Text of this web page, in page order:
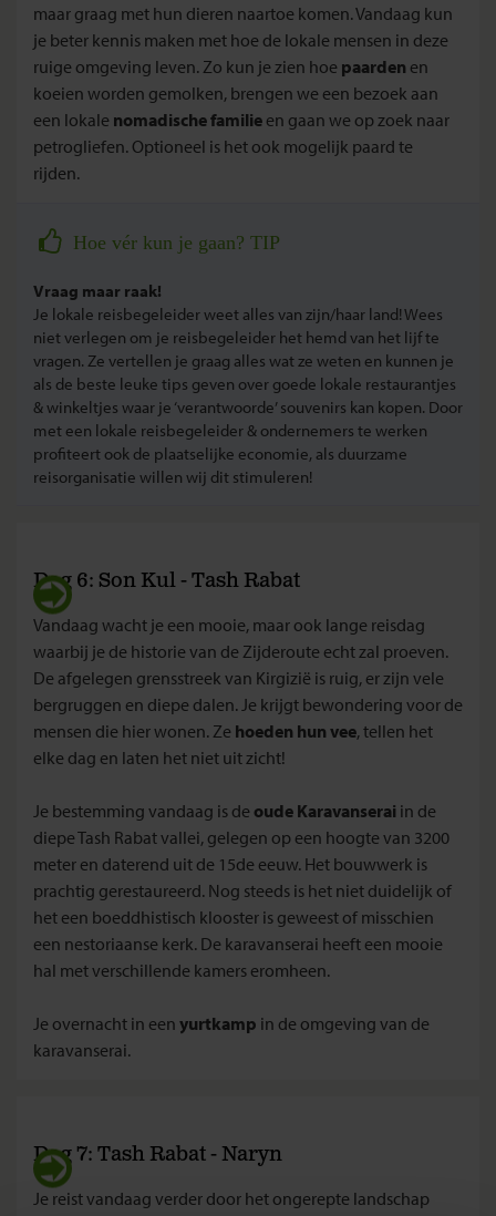
maar graag met hun dieren naartoe komen. Vandaag kun
je beter kennis maken met hoe de lokale mensen in deze
ruige omgeving leven. Zo kun je zien hoe paarden en
koeien worden gemolken, brengen we een bezoek aan
een lokale nomadische familie en gaan we op zoek naar
petrogliefen. Optioneel is het ook mogelijk paard te
rijden.
Hoe vér kun je gaan? TIP
Vraag maar raak!
Je lokale reisbegeleider weet alles van zijn/haar land! Wees
niet verlegen om je reisbegeleider het hemd van het lijf te
vragen. Ze vertellen je graag alles wat ze weten en kunnen je
als de beste leuke tips geven over goede lokale restaurantjes
& winkeltjes waar je ‘verantwoorde’ souvenirs kan kopen. Door
met een lokale reisbegeleider & ondernemers te werken
profiteert ook de plaatselijke economie, als duurzame
reisorganisatie willen wij dit stimuleren!
Dag 6: Son Kul - Tash Rabat
Vandaag wacht je een mooie, maar ook lange reisdag
waarbij je de historie van de Zijderoute echt zal proeven.
De afgelegen grensstreek van Kirgizië is ruig, er zijn vele
bergruggen en diepe dalen. Je krijgt bewondering voor de
mensen die hier wonen. Ze hoeden hun vee, tellen het
elke dag en laten het niet uit zicht!
Je bestemming vandaag is de oude Karavanserai in de
diepe Tash Rabat vallei, gelegen op een hoogte van 3200
meter en daterend uit de 15de eeuw. Het bouwwerk is
prachtig gerestaureerd. Nog steeds is het niet duidelijk of
het een boeddhistisch klooster is geweest of misschien
een nestoriaanse kerk. De karavanserai heeft een mooie
hal met verschillende kamers eromheen.
Je overnacht in een yurtkamp in de omgeving van de
karavanserai.
Dag 7: Tash Rabat - Naryn
Je reist vandaag verder door het ongerepte landschap